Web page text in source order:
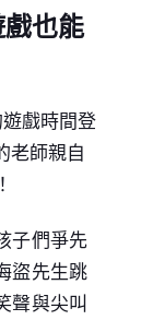
也能
戲時間登
老師親自
子們爭先
盜先生跳
聲與尖叫